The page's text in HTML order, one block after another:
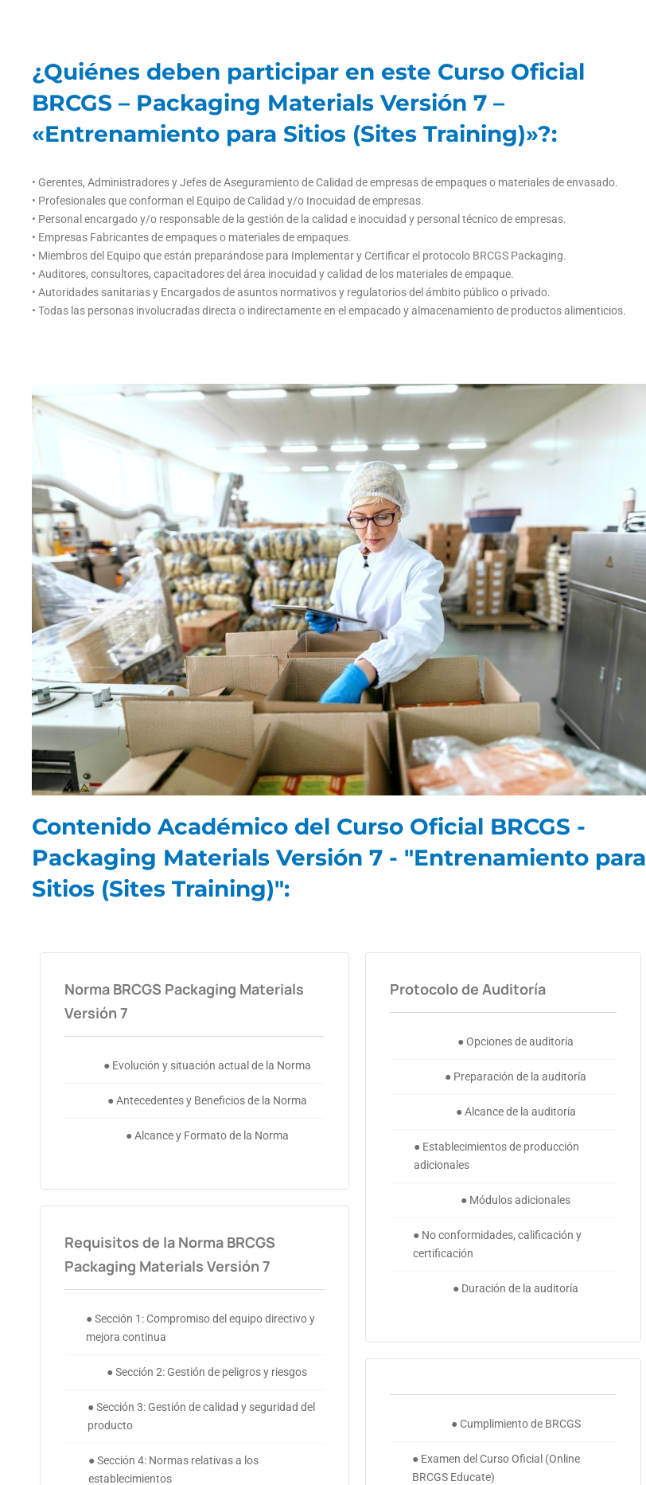
¿Quiénes deben participar en este Curso Oficial
BRCGS – Packaging Materials Versión 7 –
«Entrenamiento para Sitios (Sites Training)»?:
• Gerentes, Administradores y Jefes de Aseguramiento de Calidad de empresas de empaques o materiales de envasado.
• Profesionales que conforman el Equipo de Calidad y/o Inocuidad de empresas.
• Personal encargado y/o responsable de la gestión de la calidad e inocuidad y personal técnico de empresas.
• Empresas Fabricantes de empaques o materiales de empaques.
• Miembros del Equipo que están preparándose para Implementar y Certificar el protocolo BRCGS Packaging.
• Auditores, consultores, capacitadores del área inocuidad y calidad de los materiales de empaque.
• Autoridades sanitarias y Encargados de asuntos normativos y regulatorios del ámbito público o privado.
• Todas las personas involucradas directa o indirectamente en el empacado y almacenamiento de productos alimenticios.
Contenido Académico del Curso Oficial BRCGS -
Packaging Materials Versión 7 - "Entrenamiento para
Sitios (Sites Training)":
Norma BRCGS Packaging Materials
Versión 7
● Evolución y situación actual de la Norma
● Antecedentes y Beneficios de la Norma
● Alcance y Formato de la Norma
Requisitos de la Norma BRCGS
Packaging Materials Versión 7
● Sección 1: Compromiso del equipo directivo y
mejora continua
● Sección 2: Gestión de peligros y riesgos
● Sección 3: Gestión de calidad y seguridad del
producto
● Sección 4: Normas relativas a los
establecimientos
Protocolo de Auditoría
● Opciones de auditoría
● Preparación de la auditoría
● Alcance de la auditoría
● Establecimientos de producción
adicionales
● Módulos adicionales
● No conformidades, calificación y
certificación
● Duración de la auditoría
● Cumplimiento de BRCGS
● Examen del Curso Oficial (Online
BRCGS Educate)